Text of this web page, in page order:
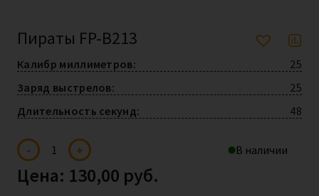
Пираты FP-B213
Калибр миллиметров:
25
Заряд выстрелов:
25
Длительность секунд:
48
-
Пираты
FP-
quantity
+ В наличии
Цена: 130,00 руб.